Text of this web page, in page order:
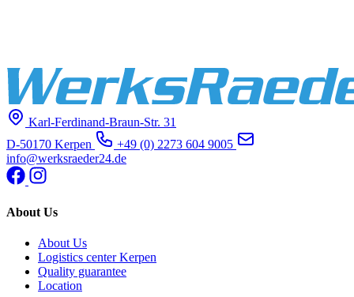
Karl-Ferdinand-Braun-Str. 31
D-50170 Kerpen
+49 (0) 2273 604 9005
info@werksraeder24.de
About Us
About Us
Logistics center Kerpen
Quality guarantee
Location